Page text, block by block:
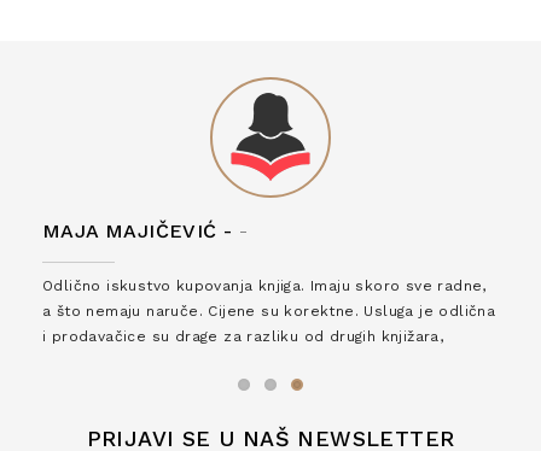
MAJA MAJIČEVIĆ - -
Odlično iskustvo kupovanja knjiga. Imaju skoro sve radne,
a što nemaju naruče. Cijene su korektne. Usluga je odlična
i prodavačice su drage za razliku od drugih knjižara,
PRIJAVI SE U NAŠ NEWSLETTER